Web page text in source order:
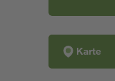
Karte